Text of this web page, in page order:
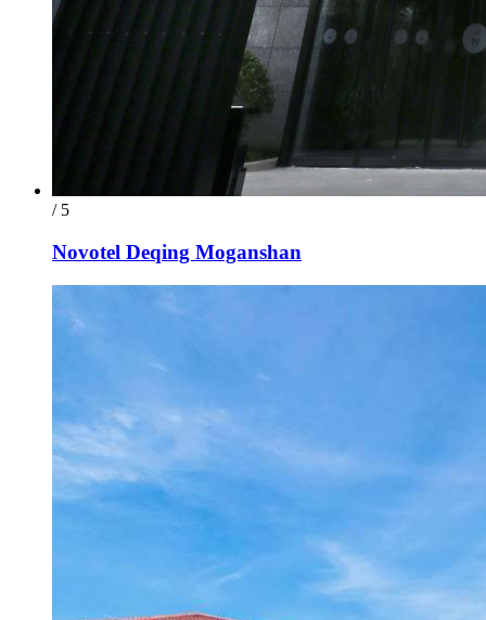
/ 5
Novotel Deqing Moganshan